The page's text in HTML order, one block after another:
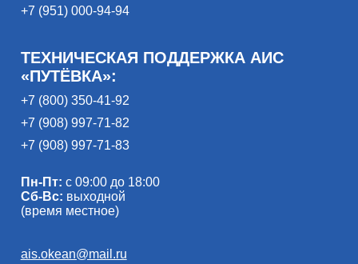
+7 (951) 000-94-94
ТЕХНИЧЕСКАЯ ПОДДЕРЖКА АИС
«ПУТЁВКА»:
+7 (800) 350-41-92
+7 (908) 997-71-82
+7 (908) 997-71-83
Пн-Пт: с 09:00 до 18:00
Сб-Вс: выходной
(время местное)
ais.okean@mail.ru